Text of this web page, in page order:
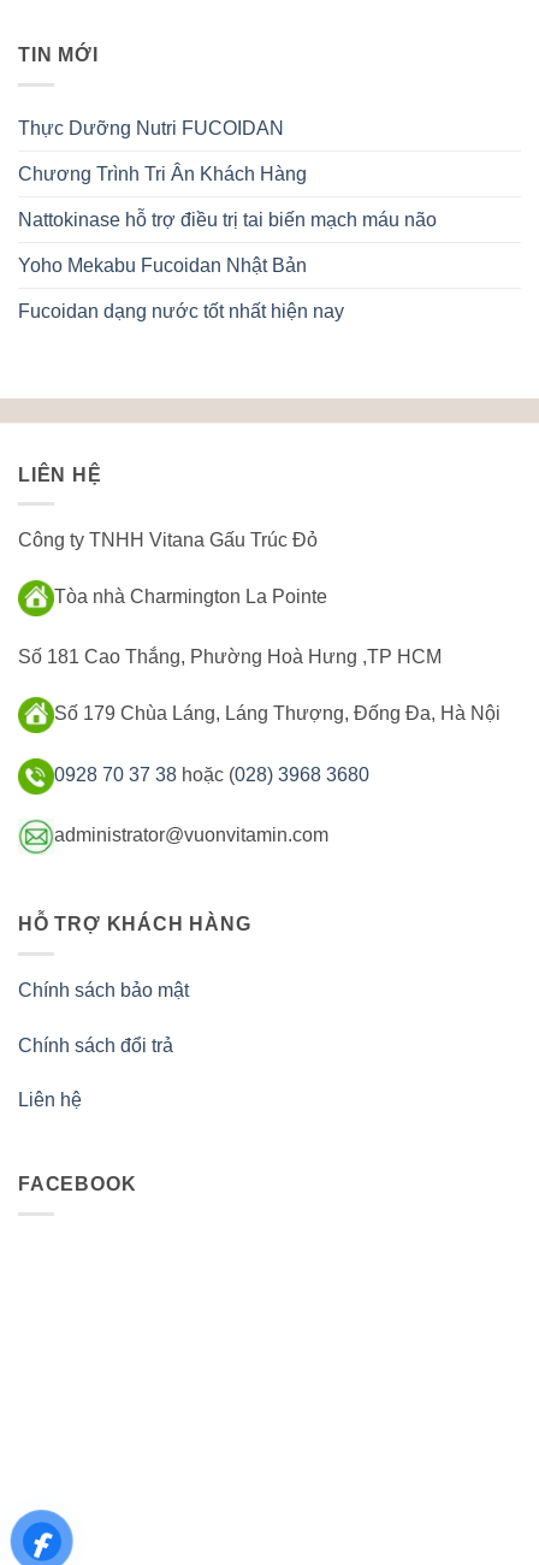
TIN MỚI
Thực Dưỡng Nutri FUCOIDAN
Chương Trình Tri Ân Khách Hàng
Nattokinase hỗ trợ điều trị tai biến mạch máu não
Yoho Mekabu Fucoidan Nhật Bản
Fucoidan dạng nước tốt nhất hiện nay
LIÊN HỆ
Công ty TNHH Vitana Gấu Trúc Đỏ
Tòa nhà Charmington La Pointe
Số 181 Cao Thắng, Phường Hoà Hưng ,TP HCM
Số 179 Chùa Láng, Láng Thượng, Đống Đa, Hà Nội
0928 70 37 38 hoặc (028) 3968 3680
administrator@vuonvitamin.com
HỖ TRỢ KHÁCH HÀNG
Chính sách bảo mật
Chính sách đổi trả
Liên hệ
FACEBOOK